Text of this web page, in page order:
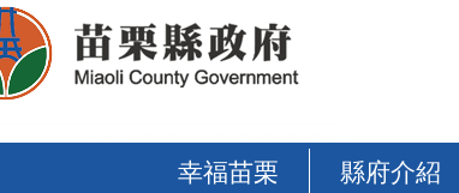
幸福苗栗 縣府介紹